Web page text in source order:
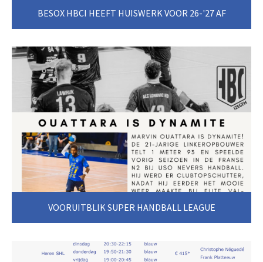
BESOX HBCI HEEFT HUISWERK VOOR 26-'27 AF
Na een succesvol seizoen in Super Handball League
moesten we afscheid nemen van een aantal spelers.
Onze Sportieve cel heeft schitterend werk en de
puzzel voor komend seizoen is nu gelegd. Een aantal
VOORUITBLIK SUPER HANDBALL LEAGUE